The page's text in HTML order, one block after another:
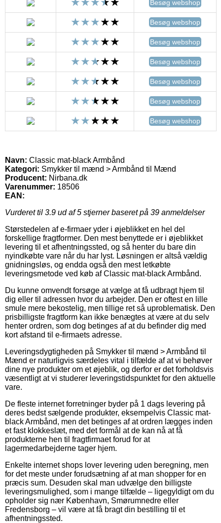
Besøg webshop
Besøg webshop
Besøg webshop
Besøg webshop
Besøg webshop
Besøg webshop
Besøg webshop
Navn: Classic mat-black Armbånd
Kategori: Smykker til mænd > Armbånd til Mænd
Producent: Nirbana.dk
Varenummer: 18506
EAN:
Vurderet til 3.9 ud af 5 stjerner baseret på 39 anmeldelser
Størstedelen af e-firmaer yder i øjeblikket en hel del
forskellige fragtformer. Den mest benyttede er i øjeblikket
levering til et afhentningssted, og så henter du bare din
nyindkøbte vare når du har lyst. Løsningen er altså vældig
gnidningsløs, og endda også den mest letkøbte
leveringsmetode ved køb af Classic mat-black Armbånd.
Du kunne omvendt forsøge at vælge at få udbragt hjem til
dig eller til adressen hvor du arbejder. Den er oftest en lille
smule mere bekostelig, men tillige ret så uproblematisk. Den
prisbilligste fragtform kan ikke benægtes at være at du selv
henter ordren, som dog betinges af at du befinder dig med
kort afstand til e-firmaets adresse.
Leveringsdygtigheden på Smykker til mænd > Armbånd til
Mænd er naturligvis særdeles vital i tilfælde af at vi behøver
dine nye produkter om et øjeblik, og derfor er det forholdsvis
væsentligt at vi studerer leveringstidspunktet for den aktuelle
vare.
De fleste internet forretninger byder på 1 dags levering på
deres bedst sælgende produkter, eksempelvis Classic mat-
black Armbånd, men det betinges af at ordren lægges inden
et fast klokkeslæt, med det formål at de kan nå at få
produkterne hen til fragtfirmaet forud for at
lagermedarbejderne tager hjem.
Enkelte internet shops lover levering uden beregning, men
for det meste under forudsætning af at man shopper for en
præcis sum. Desuden skal man udvælge den billigste
leveringsmulighed, som i mange tilfælde – ligegyldigt om du
opholder sig nær København, Smørumnedre eller
Fredensborg – vil være at få bragt din bestilling til et
afhentningssted.